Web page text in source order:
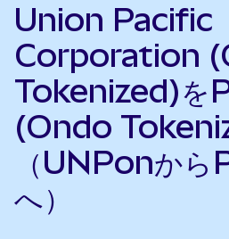
Union Pacific
Corporation
Tokenized)を
(Ondo
（UNPonか
へ）